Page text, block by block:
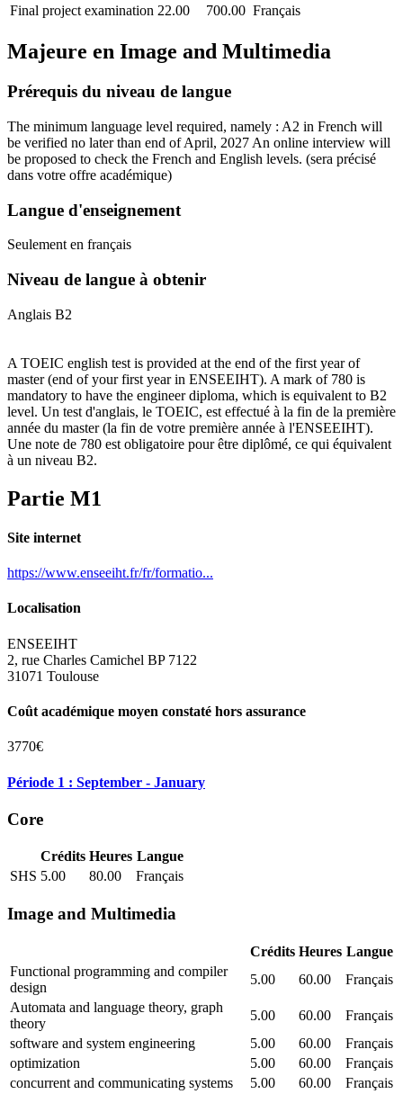
Final project examination 22.00 700.00 Français
Majeure en Image and Multimedia
Prérequis du niveau de langue
The minimum language level required, namely : A2 in French will
be verified no later than end of April, 2027 An online interview will
be proposed to check the French and English levels. (sera précisé
dans votre offre académique)
Langue d'enseignement
Seulement en français
Niveau de langue à obtenir
Anglais B2
A TOEIC english test is provided at the end of the first year of
master (end of your first year in ENSEEIHT). A mark of 780 is
mandatory to have the engineer diploma, which is equivalent to B2
level. Un test d'anglais, le TOEIC, est effectué à la fin de la première
année du master (la fin de votre première année à l'ENSEEIHT).
Une note de 780 est obligatoire pour être diplômé, ce qui équivalent
à un niveau B2.
Partie M1
Site internet
https://www.enseeiht.fr/fr/formatio...
Localisation
ENSEEIHT
2, rue Charles Camichel BP 7122
31071 Toulouse
Coût académique moyen constaté hors assurance
3770€
Période 1 : September - January
Core
Crédits Heures Langue
SHS 5.00 80.00 Français
Image and Multimedia
Crédits Heures Langue
Functional programming and compiler
design
5.00 60.00
Français
Automata and language theory, graph
theory
5.00 60.00
Français
software and system engineering
5.00 60.00
Français
optimization
5.00 60.00
Français
concurrent and communicating systems
5.00 60.00 Français